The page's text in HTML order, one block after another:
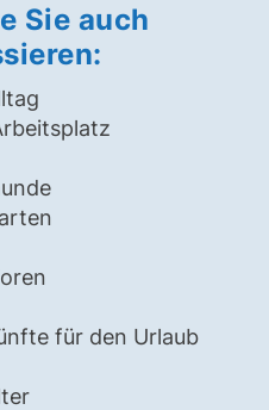
Sie auch
für den Urlaub